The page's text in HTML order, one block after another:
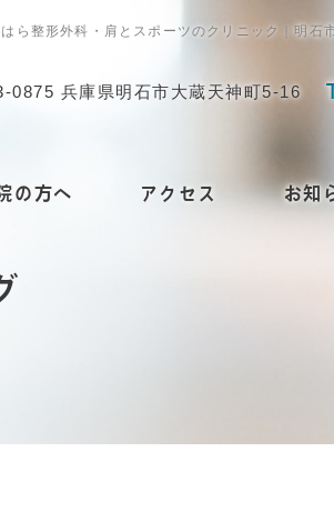
ら整形外科・肩とスポーツのクリニック｜明石
0875 兵庫県明石市大蔵天神町5-16
の方へ アクセス お知